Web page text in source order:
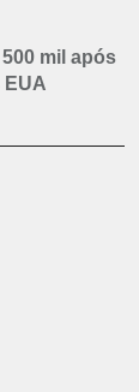
mil após